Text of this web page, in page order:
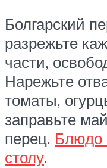
Болгарский
разрежьте
части,
Нарежьте
томаты,
заправьте
перец. Блюдо
столу.